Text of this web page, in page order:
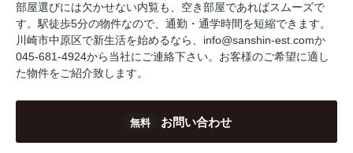
部屋選びには欠かせない内覧も、空き部屋であればスムーズで
す。駅徒歩5分の物件なので、通勤・通学時間を短縮できます。
川崎市中原区で新生活を始めるなら、info@sanshin-est.comか
045-681-4924から当社にご連絡下さい。お客様のご希望に適し
た物件をご紹介致します。
無料 お問い合わせ